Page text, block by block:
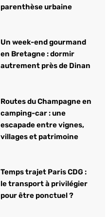
parenthèse urbaine
Un week-end gourmand
en Bretagne : dormir
autrement près de Dinan
Routes du Champagne en
camping-car : une
escapade entre vignes,
villages et patrimoine
Temps trajet Paris CDG :
le transport à privilégier
pour être ponctuel ?